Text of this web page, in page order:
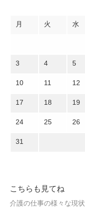
月 火 水
3 4 5
10 11 12
17 18 19
24 25 26
31
こちらも見てね
介護の仕事の様々な現状